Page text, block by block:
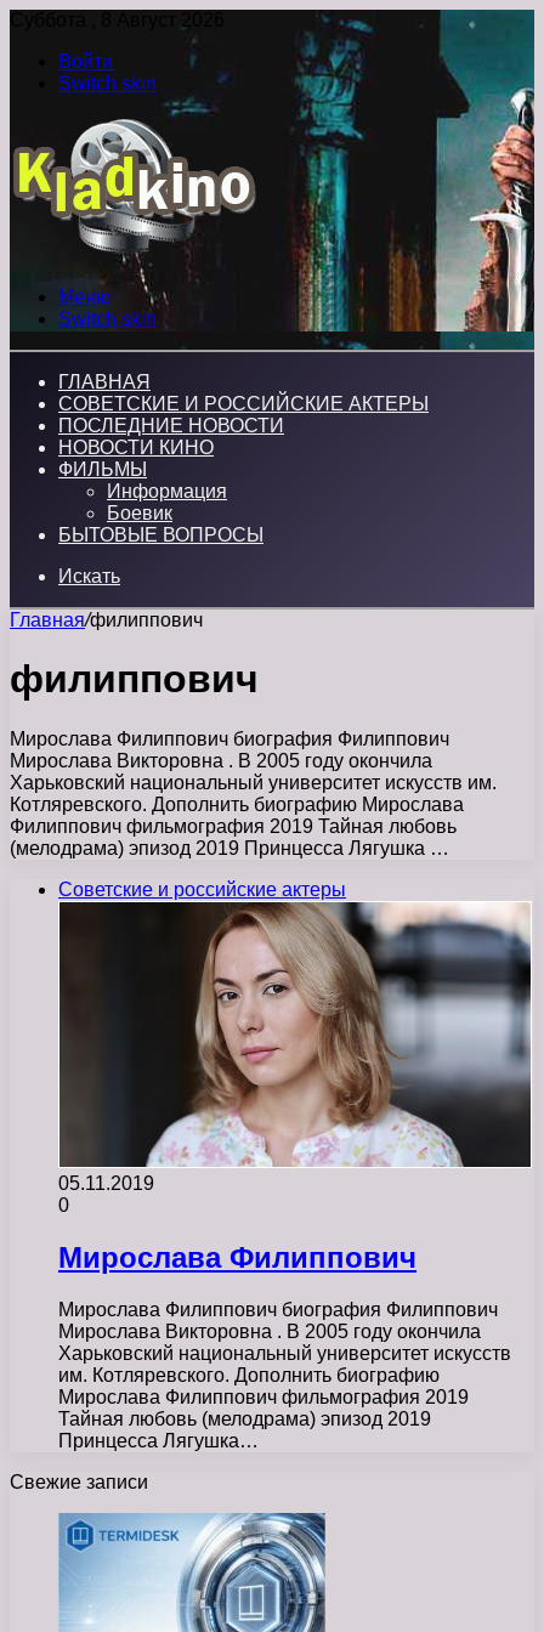
Суббота , 8 Август 2026
Войти
Switch skin
Меню
Switch skin
ГЛАВНАЯ
СОВЕТСКИЕ И РОССИЙСКИЕ АКТЕРЫ
ПОСЛЕДНИЕ НОВОСТИ
НОВОСТИ КИНО
ФИЛЬМЫ
Информация
Боевик
БЫТОВЫЕ ВОПРОСЫ
Искать
Главная/филиппович
филиппович
Мирослава Филиппович биография Филиппович
Мирослава Викторовна . В 2005 году окончила
Харьковский национальный университет искусств им.
Котляревского. Дополнить биографию Мирослава
Филиппович фильмография 2019 Тайная любовь
(мелодрама) эпизод 2019 Принцесса Лягушка …
Советские и российские актеры
05.11.2019
0
Мирослава Филиппович
Мирослава Филиппович биография Филиппович
Мирослава Викторовна . В 2005 году окончила
Харьковский национальный университет искусств
им. Котляревского. Дополнить биографию
Мирослава Филиппович фильмография 2019
Тайная любовь (мелодрама) эпизод 2019
Принцесса Лягушка…
Свежие записи